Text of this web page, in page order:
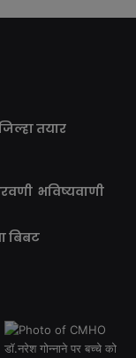
तयार
भविष्यवाणी
बिबट